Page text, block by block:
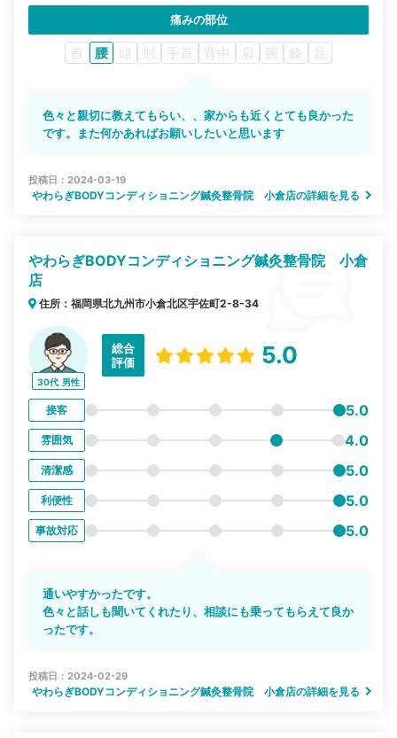
痛みの部位
首 腰 頭 肘 手首 背中 肩 腕 膝 足
色々と親切に教えてもらい、、家からも近くとても良かった
です。また何かあればお願いしたいと思います
投稿日：2024-03-19
やわらぎBODYコンディショニング鍼灸整骨院 小倉店の詳細を見る
やわらぎBODYコンディショニング鍼灸整骨院 小倉
店
住所：福岡県北九州市小倉北区宇佐町2-8-34
30代 男性
総合
評価
5.0
接客 5.0
雰囲気 4.0
清潔感 5.0
利便性 5.0
事故対応 5.0
通いやすかったです。
色々と話しも聞いてくれたり、相談にも乗ってもらえて良か
ったです。
投稿日：2024-02-29
やわらぎBODYコンディショニング鍼灸整骨院 小倉店の詳細を見る